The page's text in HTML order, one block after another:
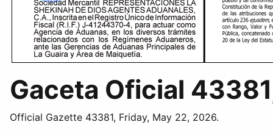
Gaceta Oficial
Official Gazette 43381, Friday, May 22, 2026.